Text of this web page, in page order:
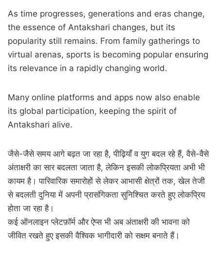
As time progresses, generations and eras change,
the essence of Antakshari changes, but its
popularity still remains. From family gatherings to
virtual arenas, sports is becoming popular ensuring
its relevance in a rapidly changing world.
Many online platforms and apps now also enable
its global participation, keeping the spirit of
Antakshari alive.
जैसे-जैसे समय आगे बढ़त जा रहा है, पीढ़ियाँ व युग बदल रहे हैं, वैसे-वैसे
अंताक्षरी का सार बदलता जाता है, लेकिन इसकी लोकप्रियता अभी भी
कायम है। पारिवारिक समारोहों से लेकर आभासी क्षेत्रों तक, खेल तेजी
से बदलती दुनिया में अपनी प्रासंगिकता सुनिश्चित करते हुए लोकप्रिय
होता जा रहा है।
कई ऑनलाइन प्लेटफ़ॉर्म और ऐप्स भी अब अंताक्षरी की भावना को
जीवित रखते हुए इसकी वैश्विक भागीदारी को सक्षम बनाते हैं।